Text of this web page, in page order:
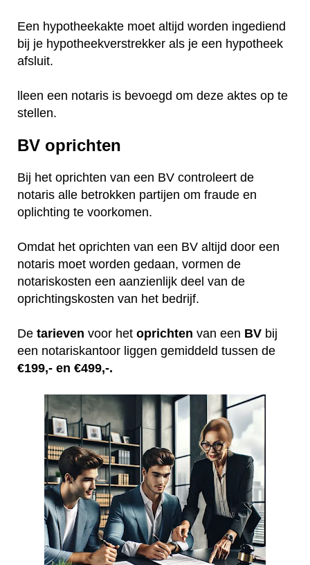
Een hypotheekakte moet altijd worden ingediend
bij je hypotheekverstrekker als je een hypotheek
afsluit.
lleen een notaris is bevoegd om deze aktes op te
stellen.
BV oprichten
Bij het oprichten van een BV controleert de
notaris alle betrokken partijen om fraude en
oplichting te voorkomen.
Omdat het oprichten van een BV altijd door een
notaris moet worden gedaan, vormen de
notariskosten een aanzienlijk deel van de
oprichtingskosten van het bedrijf.
De tarieven voor het oprichten van een BV bij
een notariskantoor liggen gemiddeld tussen de
€199,- en €499,-.